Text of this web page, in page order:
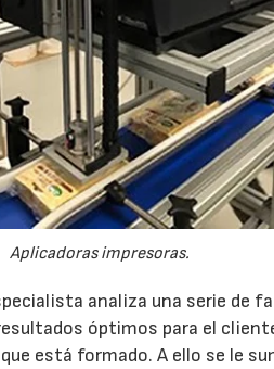
Aplicadoras impresoras.
analiza una serie de
óptimos para el
está formado. A ello se le